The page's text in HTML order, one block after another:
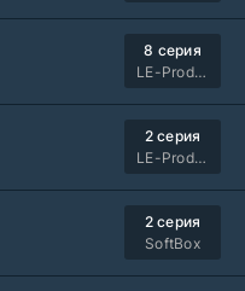
8 серия
LE-Production
2 серия
LE-Production
2 серия
SoftBox